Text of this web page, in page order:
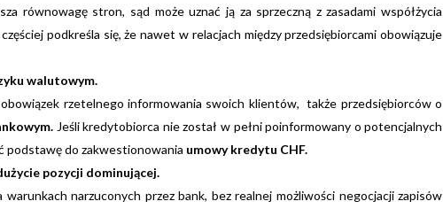
równowagę stron, sąd może uznać ją za sprzeczną z zasadami współżycia
podkreśla się, że nawet w relacjach między przedsiębiorcami obowiązuje
walutowym.
rzetelnego informowania swoich klientów, także przedsiębiorców o
Jeśli kredytobiorca nie został w pełni poinformowany o potencjalnych
podstawę do zakwestionowania umowy kredytu CHF.
pozycji dominującej.
narzuconych przez bank, bez realnej możliwości negocjacji zapisów